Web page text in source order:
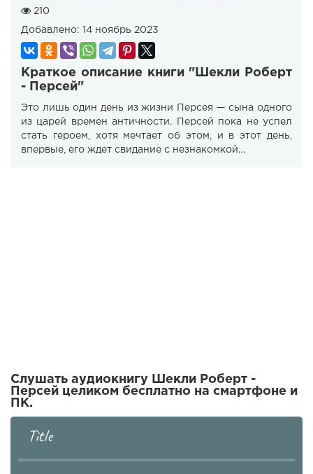
210
Добавлено: 14 ноябрь 2023
Краткое описание книги "Шекли Роберт
- Персей"
Это лишь один день из жизни Персея — сына одного
из царей времен античности. Персей пока не успел
стать героем, хотя мечтает об этом, и в этот день,
впервые, его ждет свидание с незнакомкой…
Слушать аудиокнигу Шекли Роберт -
Персей целиком бесплатно на смартфоне и
ПК.
Title